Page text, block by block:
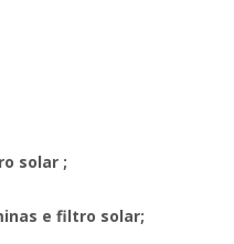
solar ;
e filtro solar;